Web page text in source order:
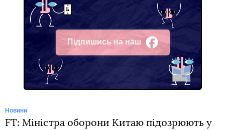
Підпишись на наш
Facebook
Новини
FT: Міністра оборони Китаю підозрюють у